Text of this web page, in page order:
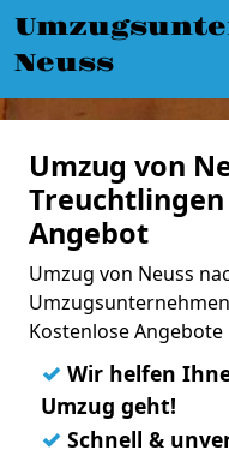
Neuss
Umzug von
Angebot
Umzug von Neuss
Kostenlose Angebote
✓ Wir helfen
Umzug geht!
✓ Schnell &